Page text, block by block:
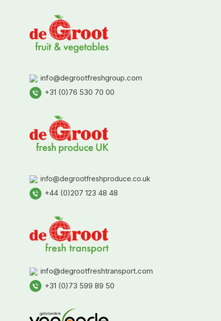
info@degrootfreshgroup.com
+31 (0)76 530 70 00
info@degrootfreshproduce.co.uk
+44 (0)207 123 48 48
info@degrootfreshtransport.com
+31 (0)73 599 89 50